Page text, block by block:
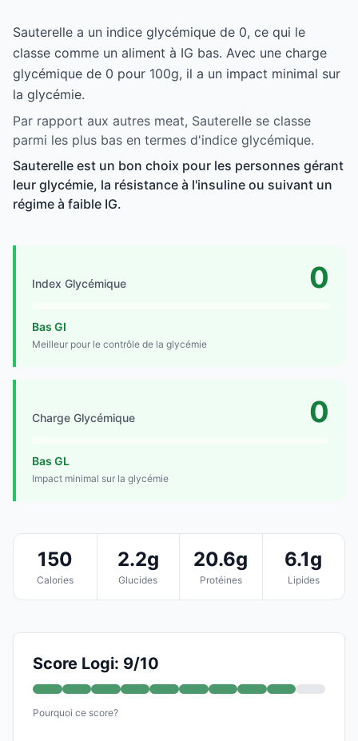
Sauterelle a un indice glycémique de 0, ce qui le
classe comme un aliment à IG bas. Avec une charge
glycémique de 0 pour 100g, il a un impact minimal sur
la glycémie.
Par rapport aux autres meat, Sauterelle se classe
parmi les plus bas en termes d'indice glycémique.
Sauterelle est un bon choix pour les personnes gérant
leur glycémie, la résistance à l'insuline ou suivant un
régime à faible IG.
Index Glycémique 0
Bas GI
Meilleur pour le contrôle de la glycémie
Charge Glycémique 0
Bas GL
Impact minimal sur la glycémie
150
Calories
2.2g
Glucides
20.6g
Protéines
6.1g
Lipides
Score Logi: 9/10
Pourquoi ce score?